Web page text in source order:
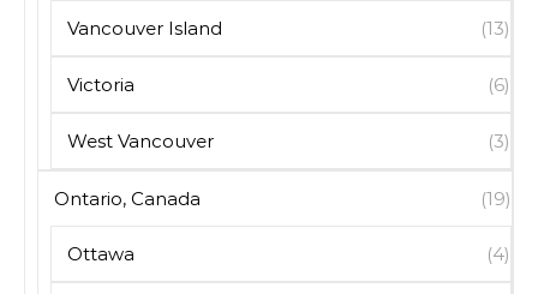
Vancouver Island (13)
Victoria (6)
West Vancouver (3)
Ontario, Canada (19)
Ottawa (4)